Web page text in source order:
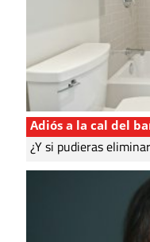
Adiós a la cal del
¿Y si pudieras